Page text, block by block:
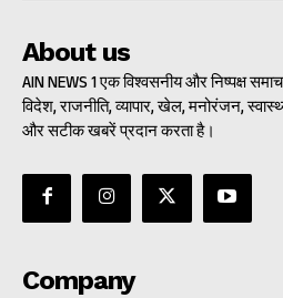
About us
AIN NEWS 1 एक विश्वसनीय और निष्पक्ष
विदेश, राजनीति, व्यापार, खेल, मनोरंजन,
और सटीक खबरें प्रदान करता है।
Company